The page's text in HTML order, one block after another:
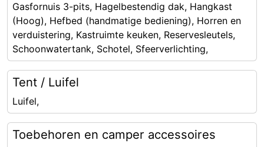
Gasfornuis 3-pits, Hagelbestendig dak, Hangkast
(Hoog), Hefbed (handmatige bediening), Horren en
verduistering, Kastruimte keuken, Reservesleutels,
Schoonwatertank, Schotel, Sfeerverlichting,
Tent / Luifel
Luifel,
Toebehoren en camper accessoires